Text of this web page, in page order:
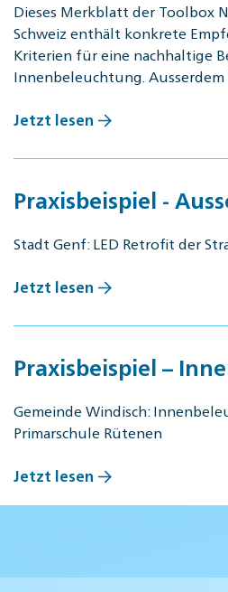
Dieses Merkblatt der Tool­box
Schweiz enthält konkrete
Kriterien für eine nachhaltige
Innenbeleuchtung.
Jetzt lesen
Praxisbeispiel -
Stadt Genf: LED Retrofit der
Jetzt lesen
Praxisbeispiel –
Gemeinde Windisch:
Primarschule Rütenen
Jetzt lesen